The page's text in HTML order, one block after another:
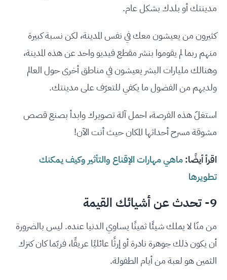
مدينتك أو بلدك بشكل عام.
كثيرون من يعيشون معك في نفس المدينة، لكن نسبة كبيرة
منهم ربما لم يقوموا بنشر مقطع فيديو واحد عن هذه المدينة،
وهنالك مليارات البشر يعيشون في مناطق أخرى حول العالم
ولديهم من الفضول ما يكفي للتعرّف على مدينتك.
استغلّ هذه الفرصة، احمل آلة تصويرك وابدأ بصنع قصص
مشوقة مسرح أحداثها المكان حيث أنت الآن!
اقرأ أيضًا:ماهي مهارات الإقناع والتأثير وكيف يمكنك
تطويرها
9- تحدث عن أشيائك القيمة
من منّا لا يملك شيئًا ثمينًا يساوي الدنيا عنده. ليس بالضرورة
أن يكون ذلك جوهرة نادرة أو إرثًا عائليًا عريقًا، فربّما كان كنزك
الثمين هو لعبة من أيام الطفولة.